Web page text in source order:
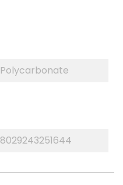
Polycarbonate
8029243251644